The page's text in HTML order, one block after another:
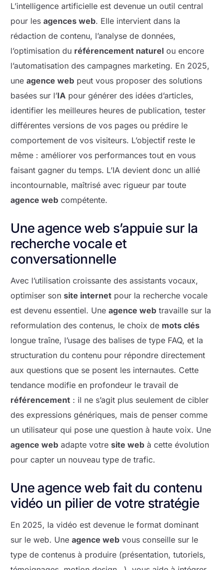
L’intelligence artificielle est devenue un outil central
pour lesagences web. Elle intervient dans la
rédaction de contenu, l’analyse de données,
l’optimisation du référencement naturel ou encore
l’automatisation des campagnes marketing. En 2025,
uneagence web peut vous proposer des solutions
basées sur l’IA pour générer des idées d’articles,
identifier les meilleures heures de publication, tester
différentes versions de vos pages ou prédire le
comportement de vos visiteurs. L’objectif reste le
même : améliorer vos performances tout en vous
faisant gagner du temps. L’IA devient donc un allié
incontournable, maîtrisé avec rigueur par toute
agence web compétente.
Une agence web s’appuie sur la
recherche vocale et
conversationnelle
Avec l’utilisation croissante des assistants vocaux,
optimiser sonsite internet pour la recherche vocale
est devenu essentiel. Uneagence web travaille sur la
reformulation des contenus, le choix de mots clés
longue traîne, l’usage des balises de type FAQ, et la
structuration du contenu pour répondre directement
aux questions que se posent les internautes. Cette
tendance modifie en profondeur le travail de
référencement : il ne s’agit plus seulement de cibler
des expressions génériques, mais de penser comme
un utilisateur qui pose une question à haute voix. Une
agence web adapte votresite web à cette évolution
pour capter un nouveau type de trafic.
Une agence web fait du contenu
vidéo un pilier de votre stratégie
En 2025, la vidéo est devenue le format dominant
sur le web. Uneagence web vous conseille sur le
type de contenus à produire (présentation, tutoriels,